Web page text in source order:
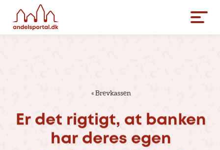
«Brevkassen
Er det rigtigt, at banken
har deres egen